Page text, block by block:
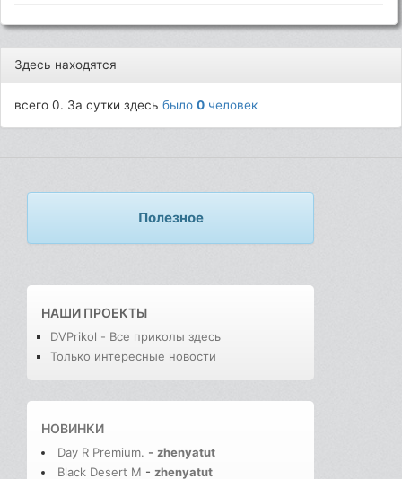
Здесь находятся
всего 0. За сутки здесьбыло0 человек
Полезное
НАШИ ПРОЕКТЫ
DVPrikol - Все приколы здесь
Только интересные новости
НОВИНКИ
Day R Premium. - zhenyatut
Black Desert M - zhenyatut